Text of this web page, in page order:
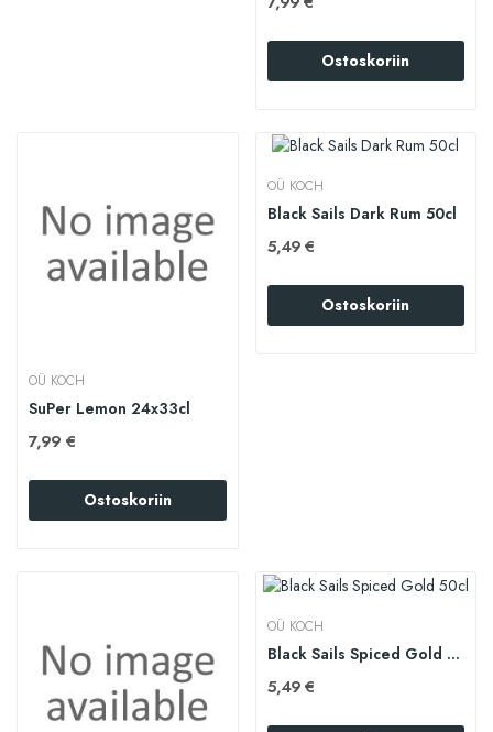
Ostoskoriin
OÜ KOCH
SuPer Lemon 24x33cl
7,99 €
Ostoskoriin
OÜ KOCH
Black Sails Dark Rum 50cl
5,49 €
Ostoskoriin
OÜ KOCH
Black Sails Spiced Gold 50cl
5,49 €